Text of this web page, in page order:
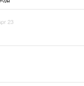
23